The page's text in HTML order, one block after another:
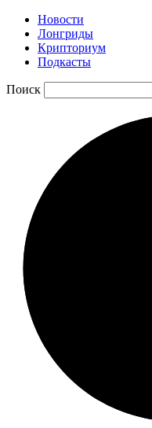
Новости
Лонгриды
Крипториум
Подкасты
Поиск